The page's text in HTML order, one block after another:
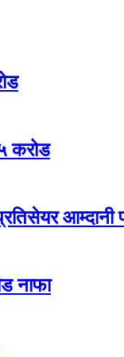
करोड
आम्दानी
नाफा